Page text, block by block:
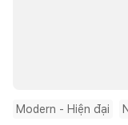
Modern - Hiện đại